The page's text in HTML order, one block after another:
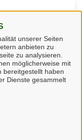
unserer Seiten
anbieten zu
zu analysieren.
möglicherweise mit
bereitgestellt haben
Dienste gesammelt